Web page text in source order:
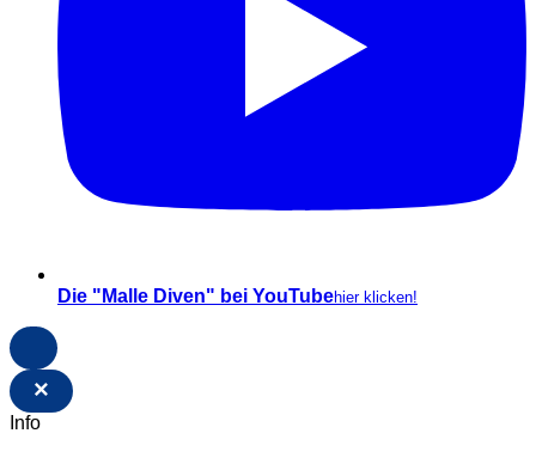
Die "Malle Diven" bei YouTubehier klicken!
×
Info